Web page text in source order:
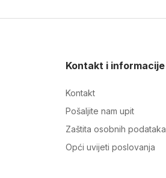
Kontakt i informacije
Kontakt
Pošaljite nam upit
Zaštita osobnih podataka
Opći uvijeti poslovanja